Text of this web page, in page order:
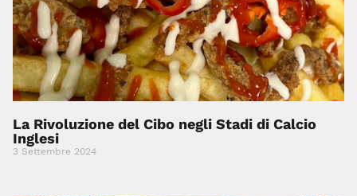
La Rivoluzione del Cibo negli Stadi di Calcio
Inglesi
3 Settembre 2024